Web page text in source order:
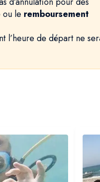
ou le remboursement
l’heure de départ ne